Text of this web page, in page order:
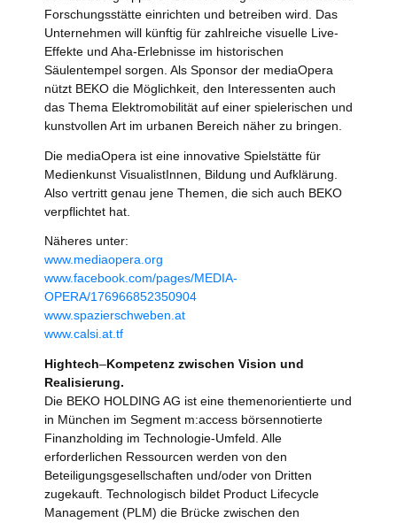
Forschungsstätte einrichten und betreiben wird. Das
Unternehmen will künftig für zahlreiche visuelle Live-
Effekte und Aha-Erlebnisse im historischen
Säulentempel sorgen. Als Sponsor der mediaOpera
nützt BEKO die Möglichkeit, den Interessenten auch
das Thema Elektromobilität auf einer spielerischen und
kunstvollen Art im urbanen Bereich näher zu bringen.
Die mediaOpera ist eine innovative Spielstätte für
Medienkunst VisualistInnen, Bildung und Aufklärung.
Also vertritt genau jene Themen, die sich auch BEKO
verpflichtet hat.
Näheres unter:
www.mediaopera.org
www.facebook.com/pages/MEDIA-
OPERA/176966852350904
www.spazierschweben.at
www.calsi.at.tf
Hightech–Kompetenz zwischen Vision und
Realisierung.
Die BEKO HOLDING AG ist eine themenorientierte und
in München im Segment m:access börsennotierte
Finanzholding im Technologie-Umfeld. Alle
erforderlichen Ressourcen werden von den
Beteiligungsgesellschaften und/oder von Dritten
zugekauft. Technologisch bildet Product Lifecycle
Management (PLM) die Brücke zwischen den